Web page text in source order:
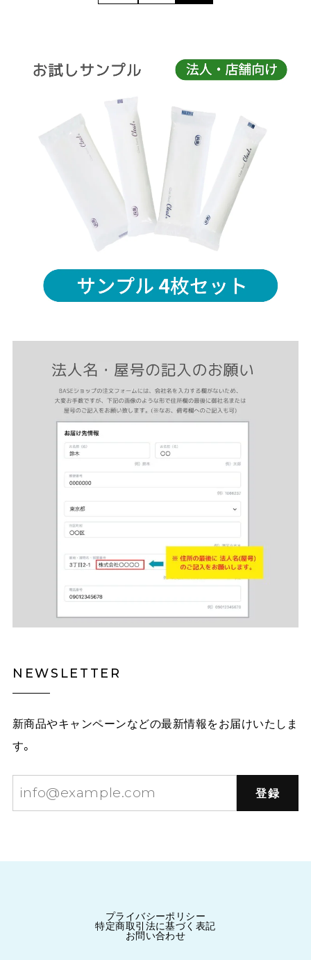
NEWSLETTER
新商品やキャンペーンなどの最新情報をお届けいたしま
す。
登録
プライバシーポリシー
特定商取引法に基づく表記
お問い合わせ